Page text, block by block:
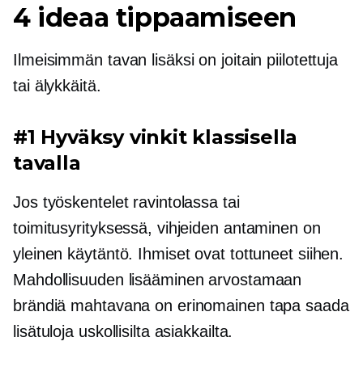
4 ideaa tippaamiseen
Ilmeisimmän tavan lisäksi on joitain piilotettuja
tai älykkäitä.
#1 Hyväksy vinkit klassisella
tavalla
Jos työskentelet ravintolassa tai
toimitusyrityksessä, vihjeiden antaminen on
yleinen käytäntö. Ihmiset ovat tottuneet siihen.
Mahdollisuuden lisääminen arvostamaan
brändiä mahtavana on erinomainen tapa saada
lisätuloja uskollisilta asiakkailta.